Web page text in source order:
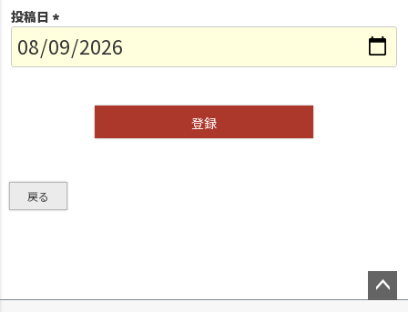
投稿日
(
必
登録
戻る